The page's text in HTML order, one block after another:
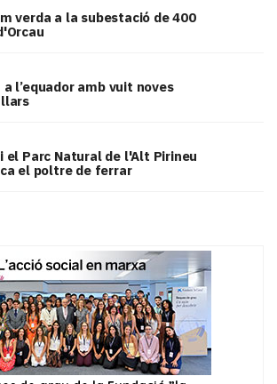
verda a la subestació de 400
a l’equador amb vuit noves
el Parc Natural de l'Alt Pirineu
el poltre de ferrar